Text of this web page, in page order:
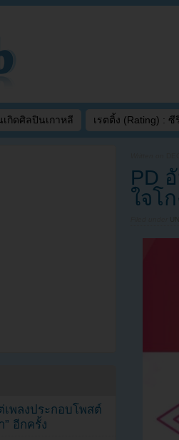
เกิดศิลปินเกาหลี เรตติ้ง (Rating) : ซี
PD
ใจโ
พลงประกอบโพสต์
อีกครั้ง